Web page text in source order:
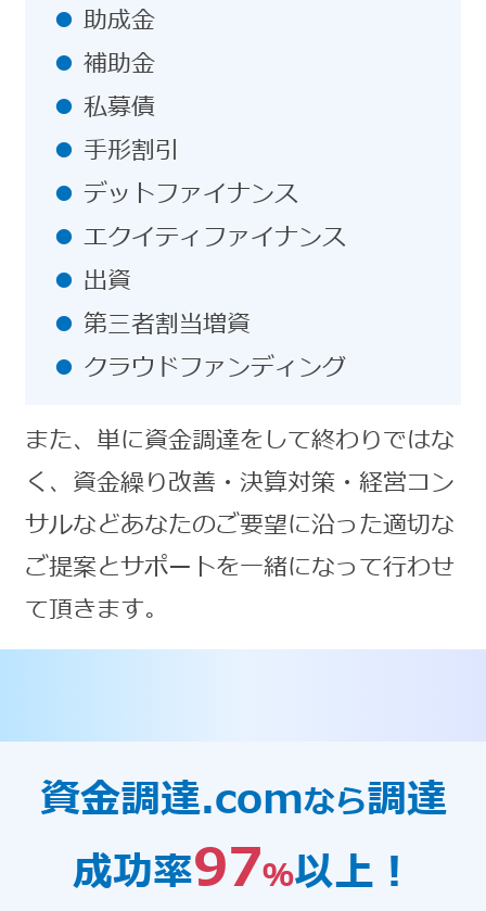
助成金
補助金
私募債
手形割引
デットファイナンス
エクイティファイナンス
出資
第三者割当増資
クラウドファンディング
また、単に資金調達をして終わりではな
く、資金繰り改善・決算対策・経営コン
サルなどあなたのご要望に沿った適切な
ご提案とサポートを一緒になって行わせ
て頂きます。
資金調達.comなら調達
成功率97％以上！